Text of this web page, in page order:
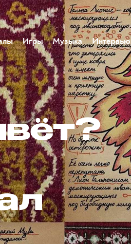
Игры Музыка Интервью